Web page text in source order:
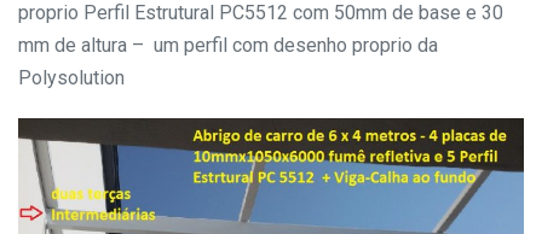
proprio Perfil Estrutural PC5512 com 50mm de base e 30
mm de altura – um perfil com desenho proprio da
Polysolution